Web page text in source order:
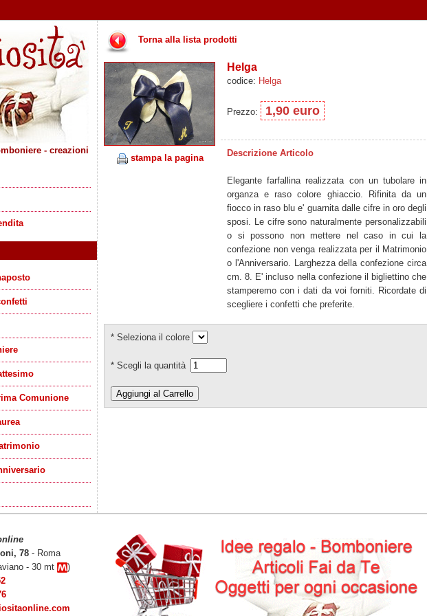
- creazioni
Comunione
Torna alla lista prodotti
stampa la pagina
Helga
codice: Helga
Prezzo: 1,90 euro
Descrizione Articolo
Elegante farfallina realizzata con un tubolare in
organza e raso colore ghiaccio. Rifinita da un
fiocco in raso blu e' guarnita dalle cifre in oro degli
sposi. Le cifre sono naturalmente personalizzabili
o si possono non mettere nel caso in cui la
confezione non venga realizzata per il Matrimonio
o l'Anniversario. Larghezza della confezione circa
cm. 8. E' incluso nella confezione il bigliettino che
stamperemo con i dati da voi forniti. Ricordate di
scegliere i confetti che preferite.
* Seleziona il colore
* Scegli la quantità
78 - Roma
- 30 mt
)